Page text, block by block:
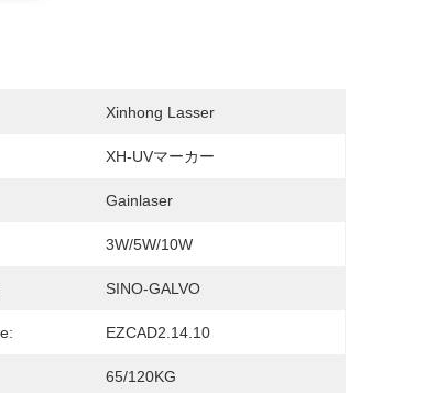
Xinhong Lasser
XH-UVマーカー
Gainlaser
3W/5W/10W
SINO-GALVO
EZCAD2.14.10
65/120KG